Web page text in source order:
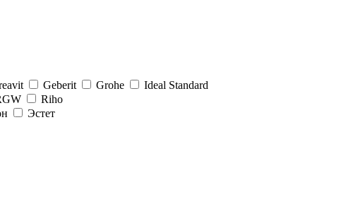
Geberit Grohe
Ideal Standard
Riho
Эстет